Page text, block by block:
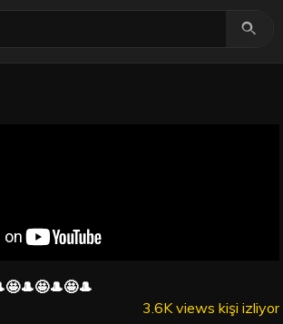
3.6K views kişi izliyor